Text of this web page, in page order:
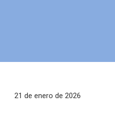
21 de enero de 2026